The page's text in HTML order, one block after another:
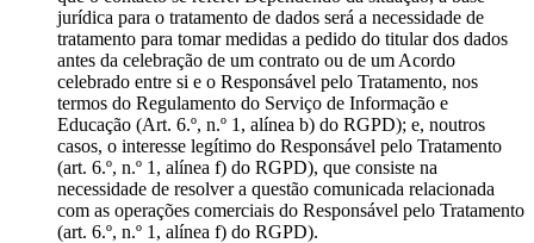
jurídica para o tratamento de dados será a necessidade de
tratamento para tomar medidas a pedido do titular dos dados
antes da celebração de um contrato ou de um Acordo
celebrado entre si e o Responsável pelo Tratamento, nos
termos do Regulamento do Serviço de Informação e
Educação (Art. 6.º, n.º 1, alínea b) do RGPD); e, noutros
casos, o interesse legítimo do Responsável pelo Tratamento
(art. 6.º, n.º 1, alínea f) do RGPD), que consiste na
necessidade de resolver a questão comunicada relacionada
com as operações comerciais do Responsável pelo Tratamento
(art. 6.º, n.º 1, alínea f) do RGPD).